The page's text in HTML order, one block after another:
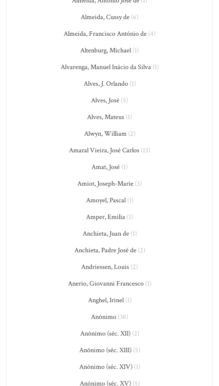
Almeida, Cussy de (6)
Almeida, Francisco António de (4)
Altenburg, Michael (1)
Alvarenga, Manuel Inácio da Silva(1)
Alves, J. Orlando(1)
Alves, José (5)
Alves, Mateus (1)
Alwyn, William(2)
Amaral Vieira, José Carlos (13)
Amat, José (1)
Amiot, Joseph-Marie (3)
Amoyel, Pascal(1)
Amper, Emilia (1)
Anchieta, Juan de(1)
Anchieta, Padre José de(2)
Andriessen, Louis (2)
Anerio, Giovanni Francesco(1)
Anghel, Irinel(1)
Anônimo (38)
Anônimo (séc. XII)(2)
Anônimo (séc. XIII)(5)
Anônimo (séc. XIV)(1)
Anônimo (séc. XV)(5)